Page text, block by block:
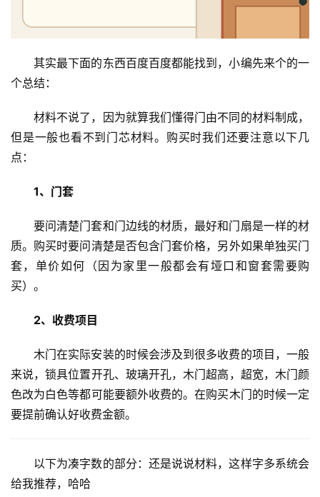
其实最下面的东西百度百度都能找到，小编先来个的一
个总结：
材料不说了，因为就算我们懂得门由不同的材料制成，
但是一般也看不到门芯材料。购买时我们还要注意以下几
点：
1、门套
要问清楚门套和门边线的材质，最好和门扇是一样的材
质。购买时要问清楚是否包含门套价格，另外如果单独买门
套，单价如何（因为家里一般都会有垭口和窗套需要购
买）。
2、收费项目
木门在实际安装的时候会涉及到很多收费的项目，一般
来说，锁具位置开孔、玻璃开孔，木门超高，超宽，木门颜
色改为白色等都可能要额外收费的。在购买木门的时候一定
要提前确认好收费金额。
以下为凑字数的部分：还是说说材料，这样字多系统会
给我推荐，哈哈